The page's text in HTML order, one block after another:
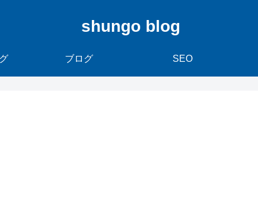
shungo blog
ブログ SEO